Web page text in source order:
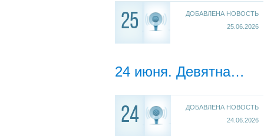
25
ДОБАВЛЕНА НОВОСТЬ
25.06.2026
24 июня. Девятнадцатый день лагерной смены. Миссия «Служи Отечеству!»
24
ДОБАВЛЕНА НОВОСТЬ
24.06.2026